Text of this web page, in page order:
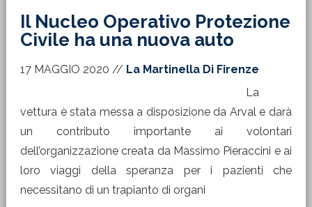
Il Nucleo Operativo Protezione
Civile ha una nuova auto
17 MAGGIO 2020 // La Martinella Di Firenze
La
vettura è stata messa a disposizione da Arval e darà
un contributo importante ai volontari
dell’organizzazione creata da Massimo Pieraccini e ai
loro viaggi della speranza per i pazienti che
necessitano di un trapianto di organi